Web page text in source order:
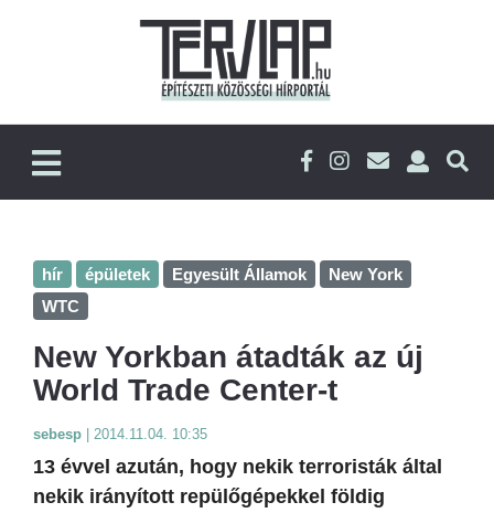
hír épületek Egyesült Államok
New York
WTC
New Yorkban átadták az új
World Trade Center-t
sebesp 2014.11.04. 10:35
13 évvel azután, hogy nekik terroristák által
nekik irányított repülőgépekkel földig